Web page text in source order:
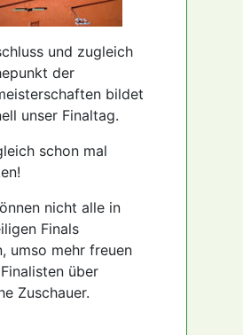
und zugleich
der
bildet
unser Finaltag.
schon mal
nicht alle in
Finals
umso mehr freuen
über
Zuschauer.